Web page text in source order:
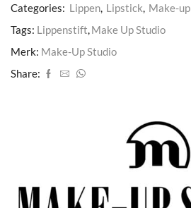
Categories: Lippen Lipstick Make-up
Tags: Lippenstift Make Up Studio
Merk: Make-Up Studio
Share: